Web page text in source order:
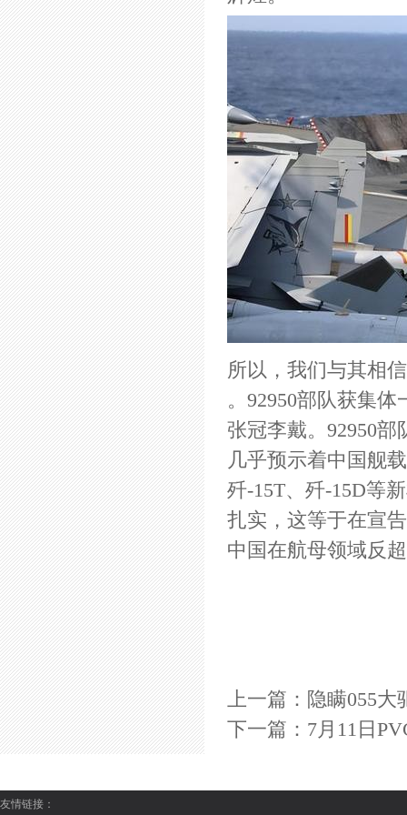
所以，我们与其相
。92950部队获集
张冠李戴。92950
几乎预示着中国舰
歼-15T、歼-15D等
扎实，这等于在宣
中国在航母领域反
上一篇： 隐瞒055
下一篇： 7月11日
友情链接：